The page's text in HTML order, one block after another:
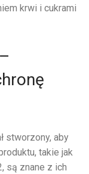
krwi i cukrami
stworzony, aby
takie jak
są znane z ich